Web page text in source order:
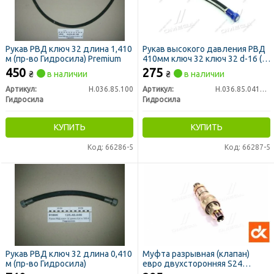
Рукав РВД ключ 32 длина 1,410
м (пр-во Гидросила) Premium
450 ₴ в наличии
Артикул:
Н.036.85.100
Гидросила
КУПИТЬ
Код: 66286-5
Рукав высокого давления РВД
410мм ключ 32 ключ 32 d-16 (2
SN) (пр-во Гидросила)
275 ₴ в наличии
Артикул:
Н.036.85.0410 2SN
Гидросила
КУПИТЬ
Код: 66287-5
Рукав РВД ключ 32 длина 0,410
м (пр-во Гидросила)
Муфта разрывная (клапан)
евро двухсторонняя S24